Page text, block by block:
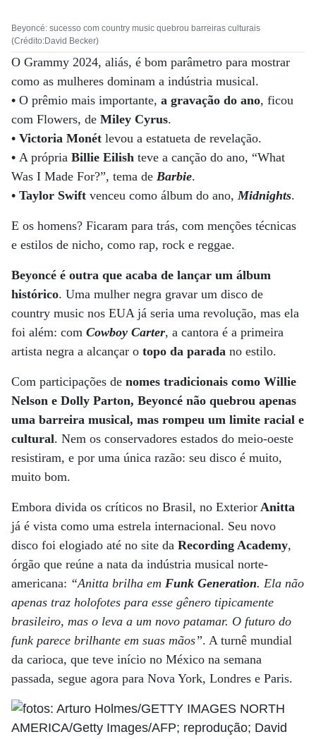
Beyoncé: sucesso com country music quebrou barreiras culturais
(Crédito:David Becker)
O Grammy 2024, aliás, é bom parâmetro para mostrar
como as mulheres dominam a indústria musical.
• O prêmio mais importante, a gravação do ano, ficou
com Flowers, de Miley Cyrus.
• Victoria Monét levou a estatueta de revelação.
• A própria Billie Eilish teve a canção do ano, “What
Was I Made For?”, tema de Barbie.
• Taylor Swift venceu como álbum do ano,Midnights.
E os homens? Ficaram para trás, com menções técnicas
e estilos de nicho, como rap, rock e reggae.
Beyoncé é outra que acaba de lançar um álbum
histórico. Uma mulher negra gravar um disco de
country music nos EUA já seria uma revolução, mas ela
foi além: com Cowboy Carter, a cantora é a primeira
artista negra a alcançar o topo da parada no estilo.
Com participações de nomes tradicionais como Willie
Nelson e Dolly Parton, Beyoncé não quebrou apenas
uma barreira musical, mas rompeu um limite racial e
cultural. Nem os conservadores estados do meio-oeste
resistiram, e por uma única razão: seu disco é muito,
muito bom.
Embora divida os críticos no Brasil, no Exterior Anitta
já é vista como uma estrela internacional. Seu novo
disco foi elogiado até no site da Recording Academy,
órgão que reúne a nata da indústria musical norte-
americana: “Anitta brilha em Funk Generation. Ela não
apenas traz holofotes para esse gênero tipicamente
brasileiro, mas o leva a um novo patamar. O futuro do
funk parece brilhante em suas mãos”. A turnê mundial
da carioca, que teve início no México na semana
passada, segue agora para Nova York, Londres e Paris.